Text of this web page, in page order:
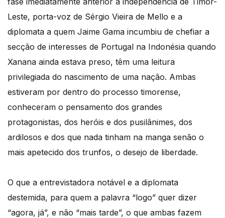
Leste, porta-voz de Sérgio Vieira de Mello e a
diplomata a quem Jaime Gama incumbiu de chefiar a
secção de interesses de Portugal na Indonésia quando
Xanana ainda estava preso, têm uma leitura
privilegiada do nascimento de uma nação. Ambas
estiveram por dentro do processo timorense,
conheceram o pensamento dos grandes
protagonistas, dos heróis e dos pusilânimes, dos
ardilosos e dos que nada tinham na manga senão o
mais apetecido dos trunfos, o desejo de liberdade.
O que a entrevistadora notável e a diplomata
destemida, para quem a palavra “logo” quer dizer
“agora, já”, e não “mais tarde”, o que ambas fazem